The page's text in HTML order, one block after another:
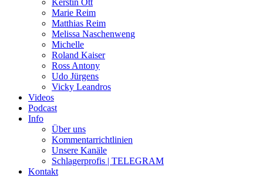
Kerstin Ott
Marie Reim
Matthias Reim
Melissa Naschenweng
Michelle
Roland Kaiser
Ross Antony
Udo Jürgens
Vicky Leandros
Videos
Podcast
Info
Über uns
Kommentarrichtlinien
Unsere Kanäle
Schlagerprofis | TELEGRAM
Kontakt